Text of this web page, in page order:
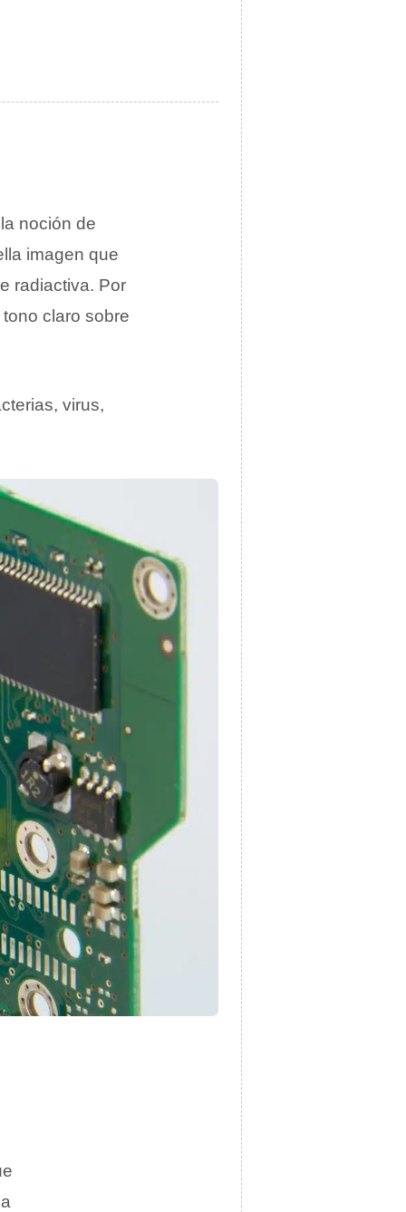
noción de
imagen que
radiactiva. Por
claro sobre
virus,